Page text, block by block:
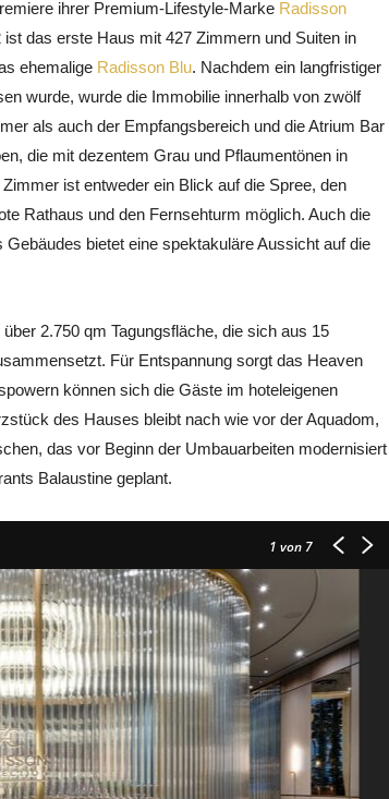
ihrer Premium-Lifestyle-Marke Radisson
das erste Haus mit 427 Zimmern und Suiten in
ehemalige Radisson Blu. Nachdem ein langfristiger
wurde, wurde die Immobilie innerhalb von zwölf
als auch der Empfangsbereich und die Atrium Bar
die mit dezentem Grau und Pflaumentönen in
ist entweder ein Blick auf die Spree, den
Rathaus und den Fernsehturm möglich. Auch die
bietet eine spektakuläre Aussicht auf die
über 2.750 qm Tagungsfläche, die sich aus 15
Für Entspannung sorgt das Heaven
können sich die Gäste im hoteleigenen
des Hauses bleibt nach wie vor der Aquadom,
das vor Beginn der Umbauarbeiten modernisiert
Balaustine geplant.
1 von 7